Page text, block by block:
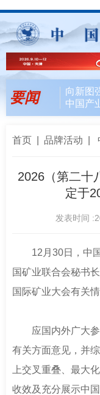
首
要闻
向新图
中国产
首页 品牌活动
2026（第二十
定于
发表时间
12月30日，中国
国矿业联合会秘书
国际矿业大会有关情
应国内外广大参
有关方面意见，并
上交叉重叠、最大
收效及充分展示中